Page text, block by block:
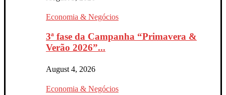
Economia & Negócios
3ª fase da Campanha “Primavera &
Verão 2026”...
August 4, 2026
Economia & Negócios